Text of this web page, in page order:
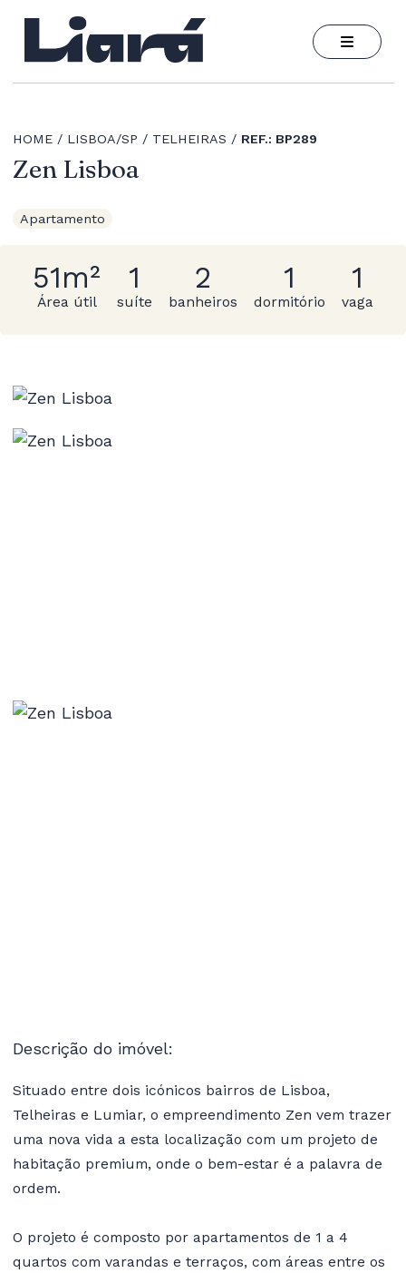
HOME LISBOA/SP TELHEIRAS REF.: BP289
Zen Lisboa
Apartamento
51m²
Área útil
1
suíte
2
banheiros
1
dormitório
1
vaga
Descrição do imóvel:
Situado entre dois icónicos bairros de Lisboa,
Telheiras e Lumiar, o empreendimento Zen vem trazer
uma nova vida a esta localização com um projeto de
habitação premium, onde o bem-estar é a palavra de
ordem.
O projeto é composto por apartamentos de 1 a 4
quartos com varandas e terraços, com áreas entre os